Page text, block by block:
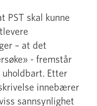
PST skal kunne
– at det
- fremstår
Etter
innebærer
sannsynlighet